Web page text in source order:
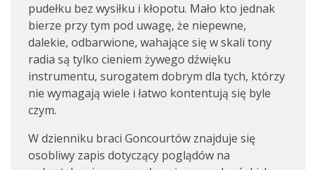
pudełku bez wysiłku i kłopotu. Mało kto jednak
bierze przy tym pod uwagę, że niepewne,
dalekie, odbarwione, wahające się w skali tony
radia są tylko cieniem żywego dźwięku
instrumentu, surogatem dobrym dla tych, którzy
nie wymagają wiele i łatwo kontentują się byle
czym.
W dzienniku braci Goncourtów znajduje się
osobliwy zapis dotyczący poglądów na